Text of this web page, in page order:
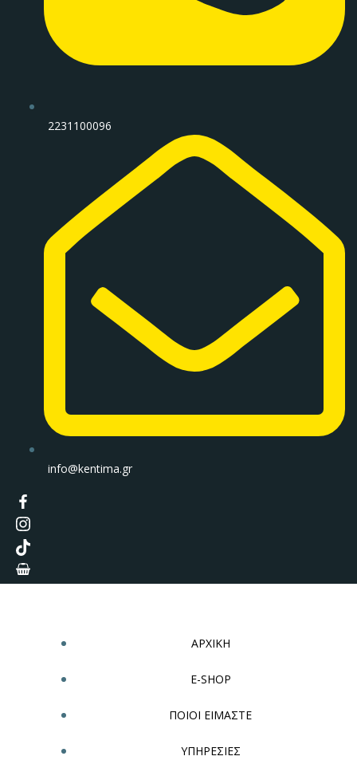
2231100096
info@kentima.gr
ΑΡΧΙΚΗ
E-SHOP
ΠΟΙΟΙ ΕΙΜΑΣΤΕ
ΥΠΗΡΕΣΙΕΣ